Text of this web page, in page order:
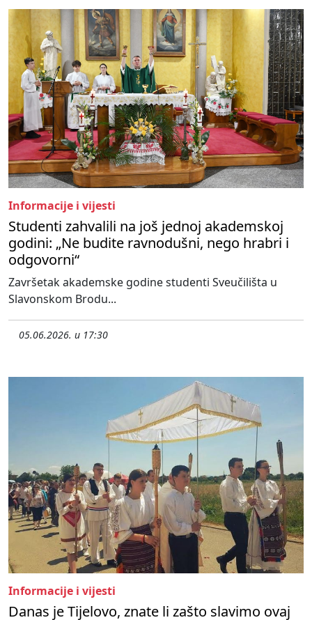
Informacije i vijesti
Studenti zahvalili na još jednoj akademskoj
godini: „Ne budite ravnodušni, nego hrabri i
odgovorni“
Završetak akademske godine studenti Sveučilišta u
Slavonskom Brodu...
05.06.2026. u 17:30
Informacije i vijesti
Danas je Tijelovo, znate li zašto slavimo ovaj